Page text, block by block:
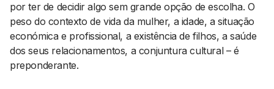
por ter de decidir algo sem grande opção de escolha. O
peso do contexto de vida da mulher, a idade, a situação
económica e profissional, a existência de filhos, a saúde
dos seus relacionamentos, a conjuntura cultural – é
preponderante.